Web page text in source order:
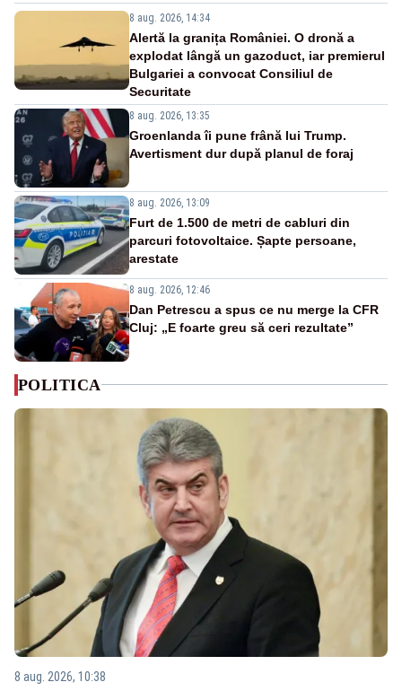
8 aug. 2026, 14:34
Alertă la granița României. O dronă a
explodat lângă un gazoduct, iar premierul
Bulgariei a convocat Consiliul de
Securitate
8 aug. 2026, 13:35
Groenlanda îi pune frână lui Trump.
Avertisment dur după planul de foraj
8 aug. 2026, 13:09
Furt de 1.500 de metri de cabluri din
parcuri fotovoltaice. Șapte persoane,
arestate
8 aug. 2026, 12:46
Dan Petrescu a spus ce nu merge la CFR
Cluj: „E foarte greu să ceri rezultate”
POLITICA
8 aug. 2026, 10:38